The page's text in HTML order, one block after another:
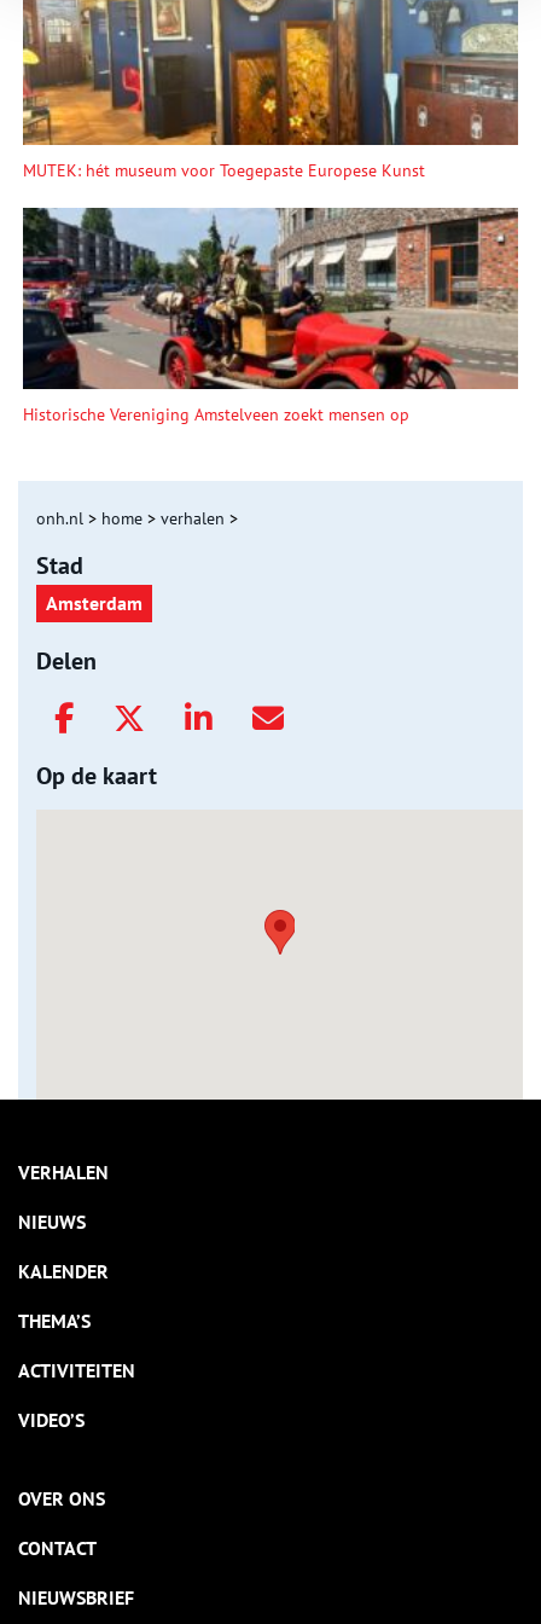
MUTEK: hét museum voor Toegepaste Europese Kunst
Historische Vereniging Amstelveen zoekt mensen op
onh.nl > home > verhalen >
Stad
Amsterdam
Delen
Op de kaart
VERHALEN
NIEUWS
KALENDER
THEMA’S
ACTIVITEITEN
VIDEO’S
OVER ONS
CONTACT
NIEUWSBRIEF